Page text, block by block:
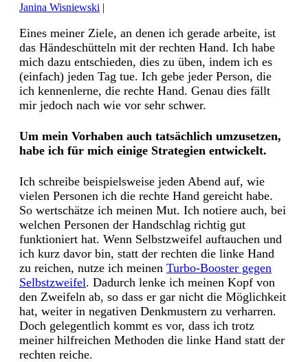
Janina Wisniewski |
Eines meiner Ziele, an denen ich gerade arbeite, ist
das Händeschütteln mit der rechten Hand. Ich habe
mich dazu entschieden, dies zu üben, indem ich es
(einfach) jeden Tag tue. Ich gebe jeder Person, die
ich kennenlerne, die rechte Hand. Genau dies fällt
mir jedoch nach wie vor sehr schwer.
Um mein Vorhaben auch tatsächlich umzusetzen,
habe ich für mich einige Strategien entwickelt.
Ich schreibe beispielsweise jeden Abend auf, wie
vielen Personen ich die rechte Hand gereicht habe.
So wertschätze ich meinen Mut. Ich notiere auch, bei
welchen Personen der Handschlag richtig gut
funktioniert hat. Wenn Selbstzweifel auftauchen und
ich kurz davor bin, statt der rechten die linke Hand
zu reichen, nutze ich meinen Turbo-Booster gegen
Selbstzweifel. Dadurch lenke ich meinen Kopf von
den Zweifeln ab, so dass er gar nicht die Möglichkeit
hat, weiter in negativen Denkmustern zu verharren.
Doch gelegentlich kommt es vor, dass ich trotz
meiner hilfreichen Methoden die linke Hand statt der
rechten reiche.